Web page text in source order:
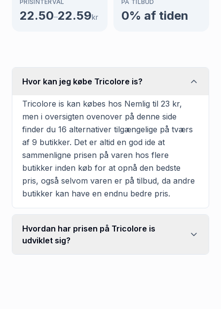
PRISINTERVAL
22.50–22.59kr
PÅ TILBUD
0% af tiden
Hvor kan jeg købe Tricolore is?
Tricolore is kan købes hos Nemlig til 23 kr,
men i oversigten ovenover på denne side
finder du 16 alternativer tilgængelige på tværs
af 9 butikker. Det er altid en god ide at
sammenligne prisen på varen hos flere
butikker inden køb for at opnå den bedste
pris, også selvom varen er på tilbud, da andre
butikker kan have en endnu bedre pris.
Hvordan har prisen på Tricolore is
udviklet sig?